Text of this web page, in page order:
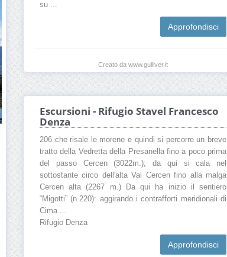
su ...
Approfondisci
Creato da www.gulliver.it
Escursioni - Rifugio Stavel Francesco
Denza
206 che risale le morene e quindi si percorre un breve
tratto della Vedretta della Presanella fino a poco prima
del passo Cercen (3022m.); da qui si cala nel
sottostante circo dell'alta Val Cercen fino alla malga
Cercen alta (2267 m.) Da qui ha inizio il sentiero
“Migotti” (n.220): aggirando i contrafforti meridionali di
Cima ...
Rifugio Denza
Approfondisci